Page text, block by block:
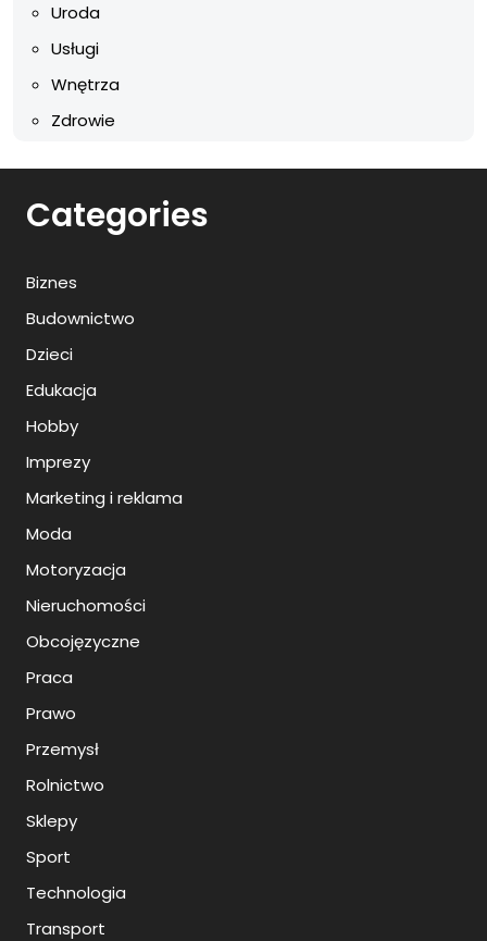
Uroda
Usługi
Wnętrza
Zdrowie
Categories
Biznes
Budownictwo
Dzieci
Edukacja
Hobby
Imprezy
Marketing i reklama
Moda
Motoryzacja
Nieruchomości
Obcojęzyczne
Praca
Prawo
Przemysł
Rolnictwo
Sklepy
Sport
Technologia
Transport